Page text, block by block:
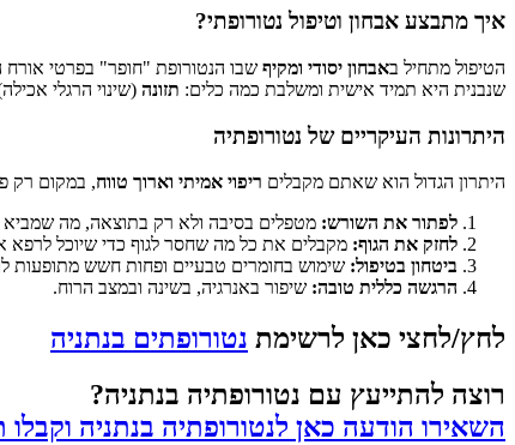
איך מתבצע אבחון וטיפול נטורופתי?
הטיפול מתחיל באבחון יסודי ומקיף שבו הנטורופת "חופר" בפרטי אורח
שנבנית היא תמיד אישית ומשלבת כמה כלים: תזונה (שינוי הרגלי
היתרונות העיקריים של נטורופתיה
היתרון הגדול הוא שאתם מקבלים ריפוי אמיתי וארוך טווח, במקום רק
לפתור את השורש: מטפלים בסיבה ולא רק בתוצאה, מה שמביא
לחזק את הגוף: מקבלים את כל מה שחסר לגוף כדי שיוכל לרפא
ביטחון בטיפול: שימוש בחומרים טבעיים ופחות חשש מתופעות
הרגשה כללית טובה: שיפור באנרגיה, בשינה ובמצב הרוח.
לחץ/לחצי כאן לרשימת נטורופתים בנתניה
רוצה להתייעץ עם נטורופתיה בנתניה?
השאירו הודעה כאן לנטורופתיה בנתניה